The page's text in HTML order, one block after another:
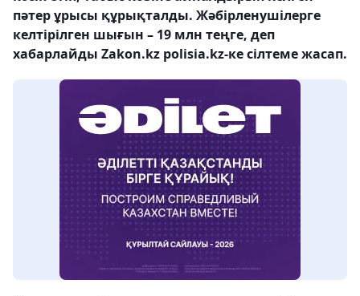
пәтер ұрысы құрықталды. Жәбірленушілерге
келтірілген шығын – 19 млн теңге, деп
хабарлайды Zakon.kz polisia.kz-ке сілтеме жасап.